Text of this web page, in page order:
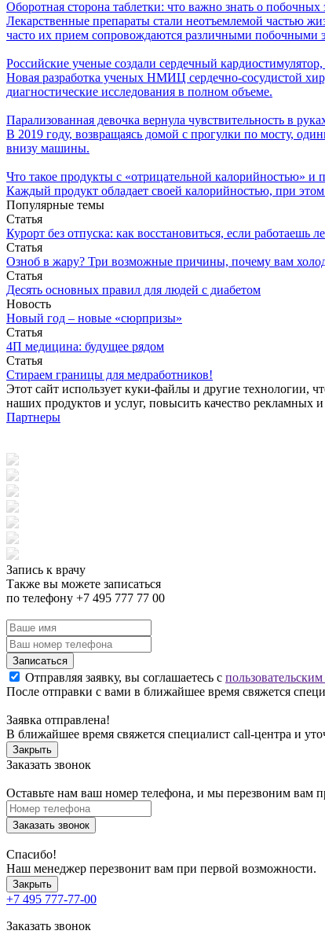
Оборотная сторона таблетки: что важно знать о побочных
Лекарственные препараты стали неотъемлемой частью
часто их прием сопровождаются различными побочными
Российские ученые создали сердечный
Новая разработка ученых НМИЦ сердечно-сосудистой
диагностические исследования в полном объеме.
Парализованная девочка вернула чувствительность в
В 2019 году, возвращаясь домой с прогулки по мосту,
внизу машины.
Что такое продукты с «отрицательной калорийностью» и
Каждый продукт обладает своей калорийностью, при этом
Популярные темы
Статья
Курорт без отпуска: как восстановиться, если работаешь
Статья
Озноб в жару? Три возможные причины, почему вам
Статья
Десять основных правил для людей с диабетом
Новость
Новый год – новые «сюрпризы»
Статья
4П медицина: будущее рядом
Статья
Стираем границы для медработников!
Этот сайт использует куки-файлы и другие технологии,
наших продуктов и услуг, повысить качество рекламных
Партнеры
Запись к врачу
Также вы можете записаться
по телефону +7 495 777 77 00
Записаться
Отправляя заявку, вы соглашаетесь с
После отправки с вами в ближайшее время свяжется
Заявка отправлена!
В ближайшее время свяжется специалист call-центра и
Закрыть
Заказать звонок
Оставьте нам ваш номер телефона, и мы перезвоним вам
Заказать звонок
Спасибо!
Наш менеджер перезвонит вам при первой возможности.
Закрыть
+7 495 777-77-00
Заказать звонок